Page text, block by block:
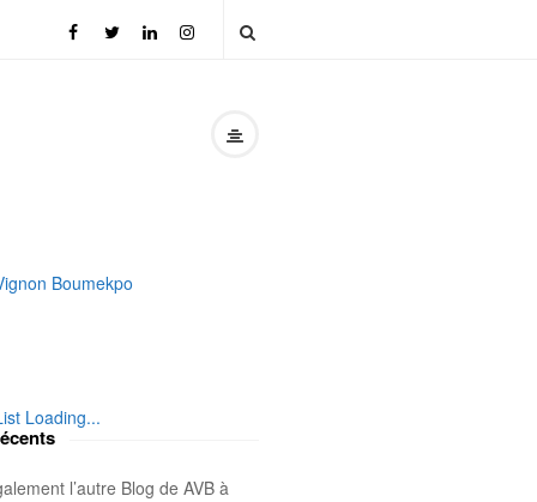
Boumekpo
Loading...
l’autre Blog de AVB à